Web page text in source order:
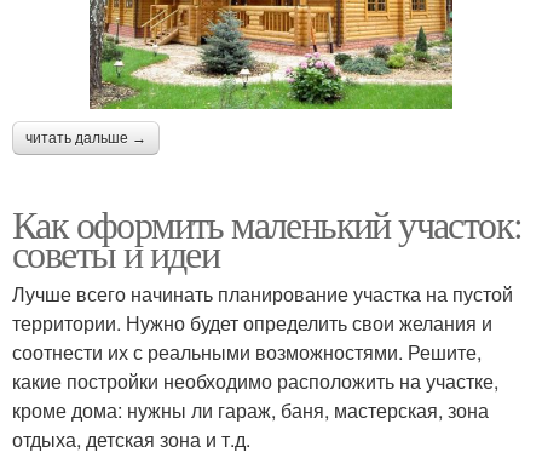
читать дальше →
Как оформить маленький участок:
советы и идеи
Лучше всего начинать планирование участка на пустой
территории. Нужно будет определить свои желания и
соотнести их с реальными возможностями. Решите,
какие постройки необходимо расположить на участке,
кроме дома: нужны ли гараж, баня, мастерская, зона
отдыха, детская зона и т.д.